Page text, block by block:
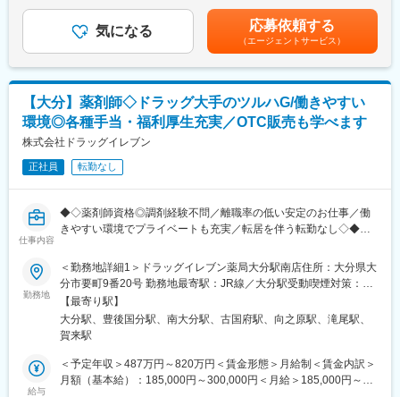
■働き方：
・基本土日祝休み／年3回の大型連休あり
・残業20h以内
・スケジュールに合わせて直行直帰可
・転居を伴う転勤はありません
■やりがい：
・最近、健康のことで困っていることがないかなど、親身にお話
を聞くことで、お客様と信頼関係を築き、お客様の健康管理に貢
献することができます。
・「この薬すごく効き目があって良かったよ。」「こないだのリ
ンゴ酢美味しかった！ちょうどまた買おうと思ってたの。来てく
れてありがとう。」など、「ありがとう」という言葉が一番のや
変更の範囲：会社の定める業務
へ訪問をします。
・健康相談、新商品・サービスのご提案 など
※一部、新たに配置薬を置いていただくお客様への訪問がありま
す。
└配置薬は無料でおけるので、お客様も抵抗なく置いてくれる製
品です。
■未経験の方も安心！充実した研修制度：
・入社直後～2週間 ： OJT形式で、薬の種類や成分など基礎知識
を身につけます。
す。「会話のコツ」や「商品のご案内方法」といった実践的なス
キルを習得します。
・入社1カ月以降 ： 慣れてきたら独り立ち。既存のお客様をメイ
ンに訪問します。
★困ったら先輩社員に相談しやすい雰囲気です！
＜専門資格を取得できる＞
・入社後は、医薬品販売の専門知識を身につけるために、登録販
年収は当社規定に基づき、年齢や経験に応じて決定します。・昇
給：年1回（4月）＜モデル給与＞※入社3年目平均基本給＋各種手
当＋業績連動給→総支給月額344,141円※業績連動給：月の予算達
成や売り上げに対して支払われます賃金はあくまでも目安の金額
であり、選考を通じて上下する可能性があります。月給(月額)は固
定手当を含めた表記です。
気になる 応募依頼する
（エージェントサービス）
【大分】薬剤師◇ドラッグ大手のツルハG/働きやすい
環境◎各種手当・福利厚生充実／OTC販売も学べます
株式会社ドラッグイレブン
正社員 転勤なし
仕事内容
◆◇薬剤師資格◎調剤経験不問／離職率の低い安定のお仕事／働
きやすい環境でプライベートも充実／転居を伴う転勤なし◇◆
～「やっと、どっしり腰をすえて働ける会社に出会えました」の
声多数～
「やりがいナンバーワン」「辞める理由ない」など、ドラッグイ
レブン薬局の正社員の多くの方が働き続けやすさを感じ、定着率
の高い環境です。
■業務内容：
当社の薬局にて、薬剤師としてご活躍いただきます。
勤務地
＜勤務地詳細1＞ドラッグイレブン薬局大分駅南店住所：大分県大
分市要町9番20号 勤務地最寄駅：JR線／大分駅受動喫煙対策：屋
内全面禁煙＜勤務地詳細2＞ドラッグイレブン大分医大前店住所：
大分県由布市狭間町医大ヶ丘3丁目1233－2 受動喫煙対策：屋内
全面禁煙＜勤務地詳細3＞ドラッグイレブン 畑中店住所：大分県
【最寄り駅】
大分駅、豊後国分駅、南大分駅、古国府駅、向之原駅、滝尾駅、
賀来駅
給与
＜予定年収＞487万円～820万円＜賃金形態＞月給制＜賃金内訳＞
月額（基本給）：185,000円～300,000円＜月給＞185,000円～